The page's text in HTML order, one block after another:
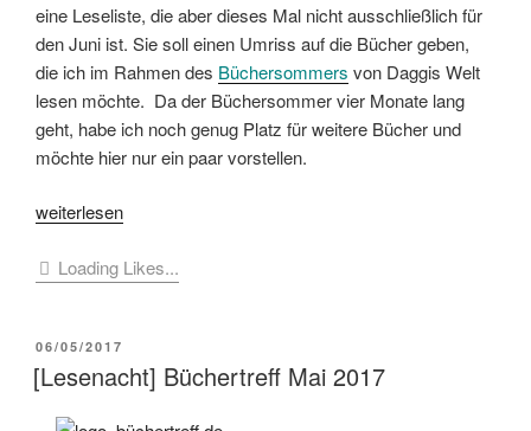
eine Leseliste, die aber dieses Mal nicht ausschließlich für
den Juni ist. Sie soll einen Umriss auf die Bücher geben,
die ich im Rahmen des Büchersommers von Daggis Welt
lesen möchte. Da der Büchersommer vier Monate lang
geht, habe ich noch genug Platz für weitere Bücher und
möchte hier nur ein paar vorstellen.
„[Im
#Büchersommer
möchte
ich
weiterlesen
Loading Likes...
VERÖFFENTLICHT
AM
06/05/2017
[Lesenacht] Büchertreff Mai 2017